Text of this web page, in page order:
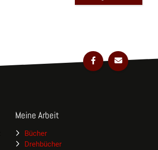
Meine Arbeit
Bücher
Drehbücher